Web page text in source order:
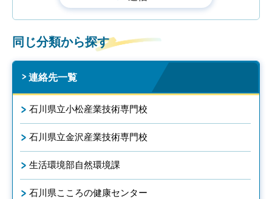
同じ分類から探す
連絡先一覧
石川県立小松産業技術専門校
石川県立金沢産業技術専門校
生活環境部自然環境課
石川県こころの健康センター